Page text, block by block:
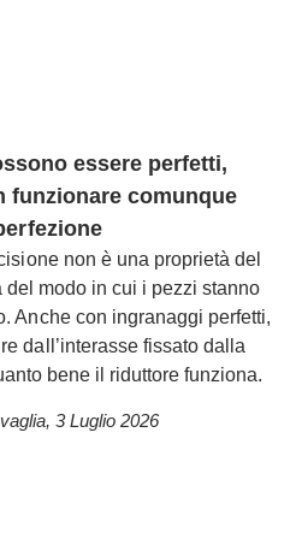
essere perfetti,
funzionare comunque
non è una proprietà del
modo in cui i pezzi stanno
Anche con ingranaggi perfetti,
dall’interasse fissato dalla
bene il riduttore funziona.
, 3 Luglio 2026